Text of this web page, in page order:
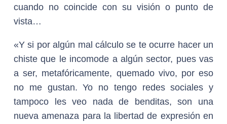
cuando no coincide con su visión o punto de
vista…
«Y si por algún mal cálculo se te ocurre hacer un
chiste que le incomode a algún sector, pues vas
a ser, metafóricamente, quemado vivo, por eso
no me gustan. Yo no tengo redes sociales y
tampoco les veo nada de benditas, son una
nueva amenaza para la libertad de expresión en